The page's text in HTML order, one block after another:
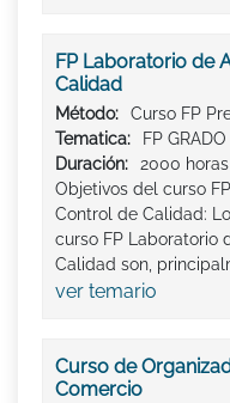
FP Laboratorio de
Calidad
Método:
Curso FP
Tematica:
FP
Duración:
2000 horas
Objetivos del curso
Control de Calidad:
curso FP Laboratorio
Calidad son,
ver temario
Curso de
Comercio